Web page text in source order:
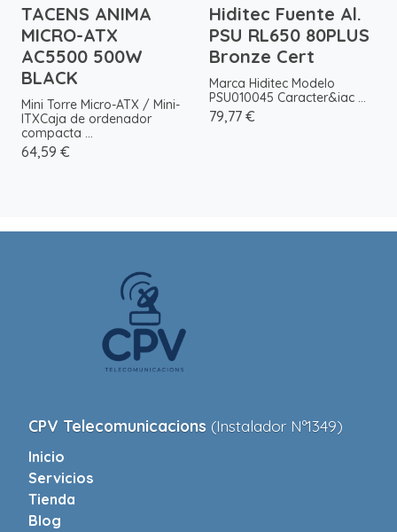
TACENS ANIMA
MICRO-ATX
AC5500 500W
BLACK
Mini Torre Micro-ATX / Mini-
ITXCaja de ordenador
compacta ...
64,59 €
Hiditec Fuente Al.
PSU RL650 80PLUS
Bronze Cert
Marca Hiditec Modelo
PSU010045 Caracter&iac ...
79,77 €
CPV Telecomunicacions (Instalador Nº1349)
Inicio
Servicios
Tienda
Blog